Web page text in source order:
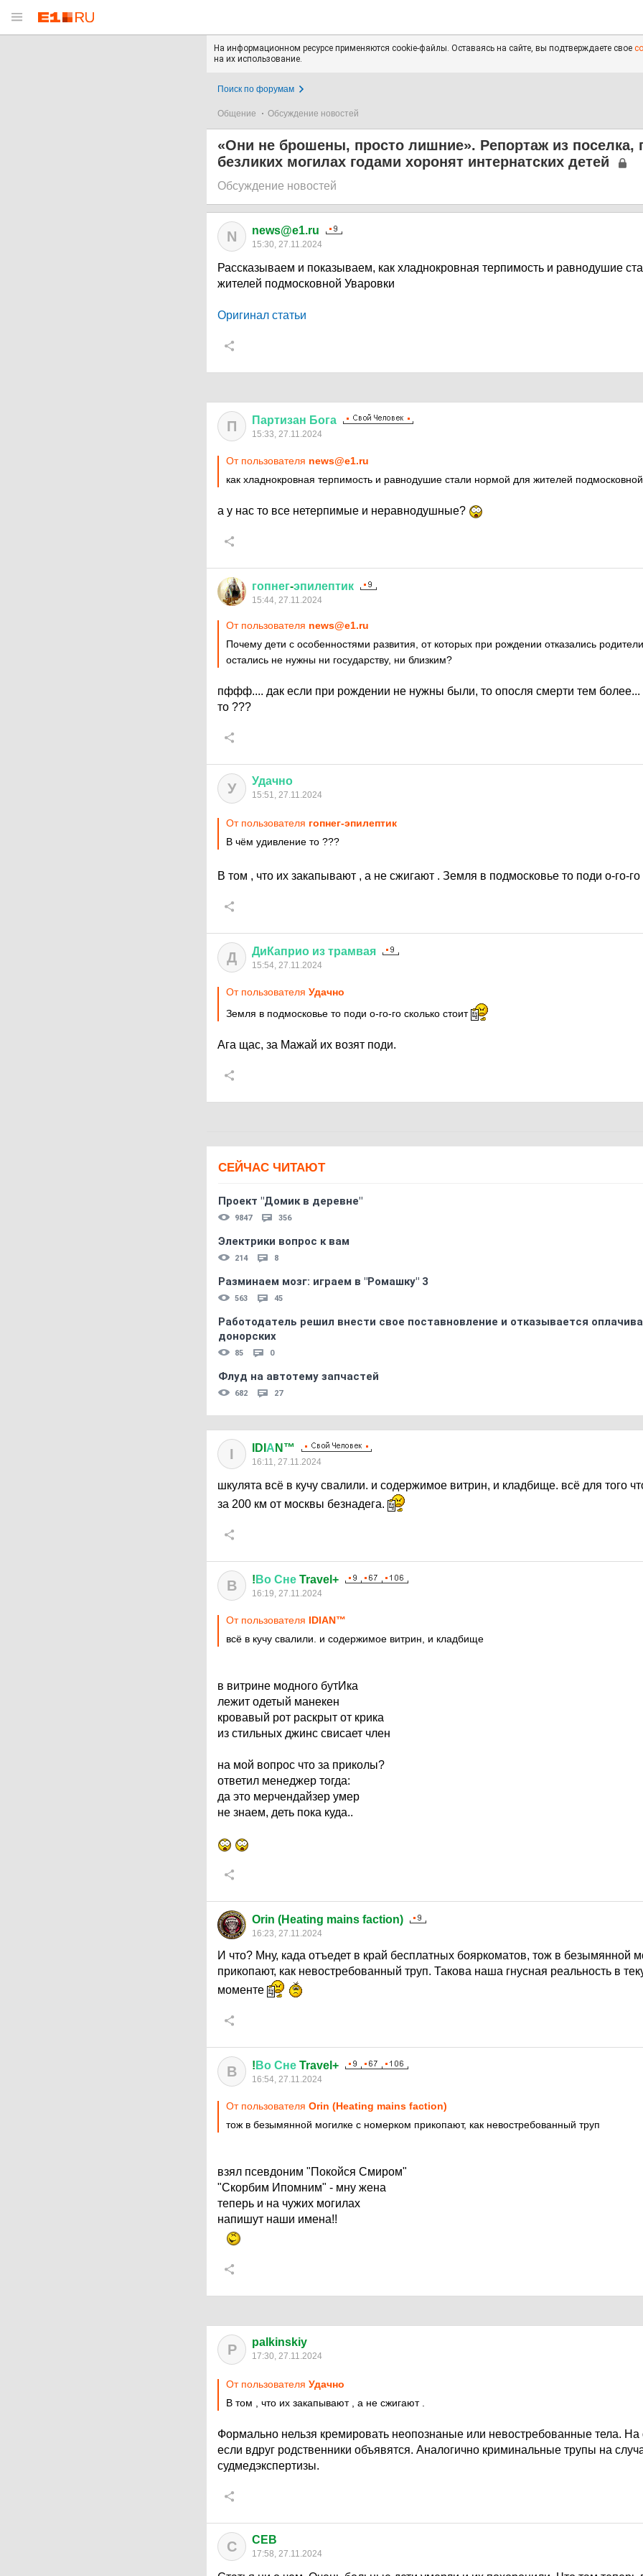
На информационном ресурсе применяются cookie-файлы. Оставаясь на сайте, вы подтверждаете свое
на их использование.
Поиск по форумам
Общение Обсуждение новостей
«Они не брошены, просто лишние». Репортаж из поселка,
безликих могилах годами хоронят интернатских детей
Обсуждение новостей
N news@e1.ru
15:30, 27.11.2024
Рассказываем и показываем, как хладнокровная терпимость и равнодушие
жителей подмосковной Уваровки
Оригинал статьи
П Партизан Бога
15:33, 27.11.2024
От пользователя news@e1.ru
как хладнокровная терпимость и равнодушие стали нормой для жителей
а у нас то все нетерпимые и неравнодушные?
гопнег-эпилептик
15:44, 27.11.2024
От пользователя news@e1.ru
Почему дети с особенностями развития, от которых при рождении отказались
остались не нужны ни государству, ни близким?
пффф.... дак если при рождении не нужны были, то опосля смерти тем
то ???
У Удачно
15:51, 27.11.2024
От пользователя гопнег-эпилептик
В чём удивление то ???
В том , что их закапывают , а не сжигают . Земля в подмосковье то поди о-го-го
Д ДиКаприо из трамвая
15:54, 27.11.2024
От пользователя Удачно
Земля в подмосковье то поди о-го-го сколько стоит
Ага щас, за Мажай их возят поди.
СЕЙЧАС ЧИТАЮТ
Проект "Домик в деревне"
9847 356
Электрики вопрос к вам
214 8
Разминаем мозг: играем в "Ромашку" 3
563 45
Работодатель решил внести свое поставновление и отказывается
донорских
85 0
Флуд на автотему запчастей
682 27
I IDI А N™
16:11, 27.11.2024
шкулята всё в кучу свалили. и содержимое витрин, и кладбище. всё для того
за 200 км от москвы безнадега.
В ! Во Сне Travel+
16:19, 27.11.2024
От пользователя IDIАN™
всё в кучу свалили. и содержимое витрин, и кладбище
в витрине модного бутИка
лежит одетый манекен
кровавый рот раскрыт от крика
из стильных джинс свисает член
на мой вопрос что за приколы?
ответил менеджер тогда:
да это мерчендайзер умер
не знаем, деть пока куда..
Orin (Heating mains faction)
16:23, 27.11.2024
И что? Мну, када отъедет в край бесплатных бояркоматов, тож в безымянной
прикопают, как невостребованный труп. Такова наша гнусная реальность в
моменте
В ! Во Сне Travel+
16:54, 27.11.2024
От пользователя Orin (Heating mains faction)
тож в безымянной могилке с номерком прикопают, как невостребованный труп
взял псевдоним "Покойся Смиром"
"Скорбим Ипомним" - мну жена
теперь и на чужих могилах
напишут наши имена!!
P palkinskiy
17:30, 27.11.2024
От пользователя Удачно
В том , что их закапывают , а не сжигают .
Формально нельзя кремировать неопознаные или невостребованные тела. На
если вдруг родственники объявятся. Аналогично криминальные трупы на
судмедэкспертизы.
C CEB
17:58, 27.11.2024